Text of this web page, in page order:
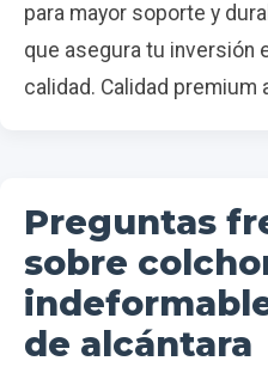
para mayor soporte y
que asegura tu inversión
calidad. Calidad premium
Preguntas
sobre
de alcántara